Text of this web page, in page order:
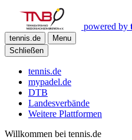
powered by
tennis.de
Menu
Schließen
tennis.de
mypadel.de
DTB
Landesverbände
Weitere Plattformen
Willkommen bei tennis.de